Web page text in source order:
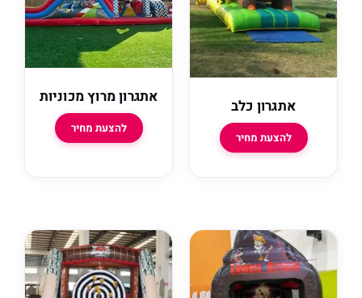
להצעת מחיר
אתגרון מרוץ מכוניות
להצעת מחיר